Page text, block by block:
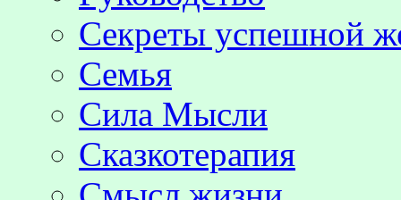
Секреты успешной
Семья
Сила Мысли
Сказкотерапия